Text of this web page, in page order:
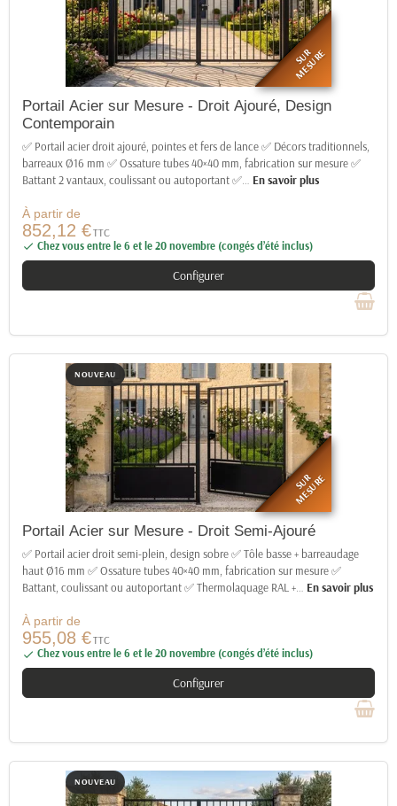
SUR
MESURE
Portail Acier sur Mesure - Droit Ajouré, Design
Contemporain
✅ Portail acier droit ajouré, pointes et fers de lance ✅ Décors traditionnels,
barreaux Ø16 mm ✅ Ossature tubes 40×40 mm, fabrication sur mesure ✅
Battant 2 vantaux, coulissant ou autoportant ✅
En savoir plus
À partir de
852,12 €TTC
 Chez vous entre le 6 et le 20 novembre (congés d’été inclus)
Configurer
NOUVEAU
SUR
MESURE
Portail Acier sur Mesure - Droit Semi-Ajouré
✅ Portail acier droit semi-plein, design sobre ✅ Tôle basse + barreaudage
haut Ø16 mm ✅ Ossature tubes 40×40 mm, fabrication sur mesure ✅
Battant, coulissant ou autoportant ✅ Thermolaquage RAL +
En savoir plus
À partir de
955,08 €TTC
 Chez vous entre le 6 et le 20 novembre (congés d’été inclus)
Configurer
NOUVEAU